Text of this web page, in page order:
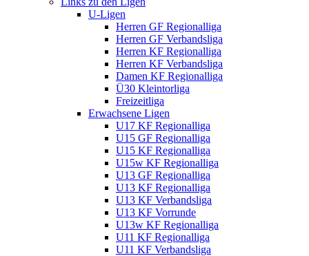
U-Ligen
Herren GF Regionalliga
Herren GF Verbandsliga
Herren KF Regionalliga
Herren KF Verbandsliga
Damen KF Regionalliga
Ü30 Kleintorliga
Freizeitliga
Erwachsene Ligen
U17 KF Regionalliga
U15 GF Regionalliga
U15 KF Regionalliga
U15w KF Regionalliga
U13 GF Regionalliga
U13 KF Regionalliga
U13 KF Verbandsliga
U13 KF Vorrunde
U13w KF Regionalliga
U11 KF Regionalliga
U11 KF Verbandsliga